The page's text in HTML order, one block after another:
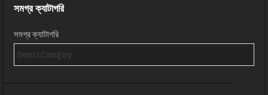
সমগ্র ক্যাটাগরি
সমগ্র ক্যাটাগরি